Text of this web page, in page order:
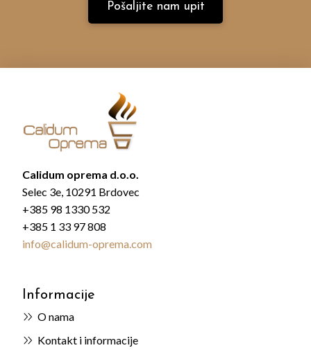
Pošaljite nam upit
Calidum oprema d.o.o.
Selec 3e, 10291 Brdovec
+385 98 1330 532
+385 1 33 97 808
info@calidum-oprema.com
Informacije
O nama
Kontakt i informacije